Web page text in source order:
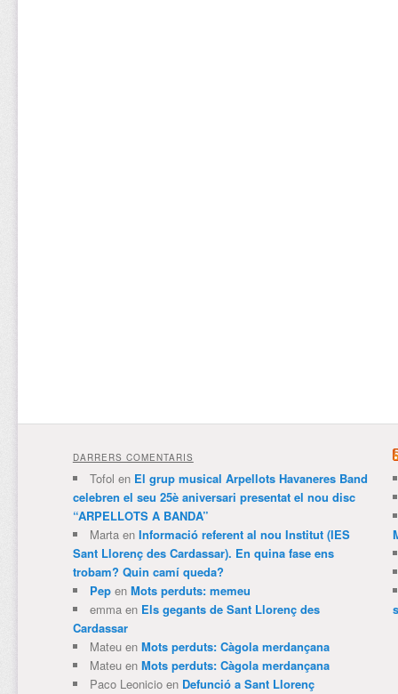
DARRERS COMENTARIS
Tofol en El grup musical Arpellots Havaneres Band
celebren el seu 25è aniversari presentat el nou disc
“ARPELLOTS A BANDA”
Martaen Informació referent al nou Institut (IES
Sant Llorenç des Cardassar). En quina fase ens
trobam? Quin camí queda?
Pepen Mots perduts: memeu
emmaen Els gegants de Sant Llorenç des
Cardassar
Mateuen Mots perduts: Càgola merdançana
Mateuen Mots perduts: Càgola merdançana
Paco Leonicioen Defunció a Sant Llorenç